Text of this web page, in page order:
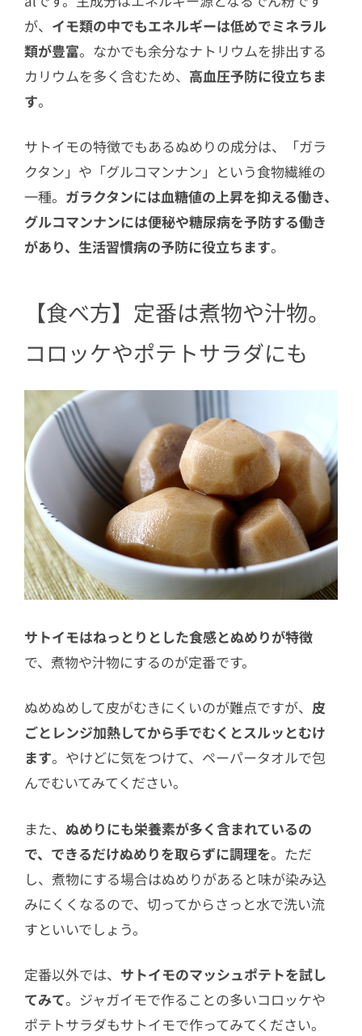
が、 イモ類の中でもエネルギーは低めでミネラル
類が豊富。なかでも余分なナトリウムを排出する
カリウムを多く含むため、 高血圧予防に役立ちま
す。
サトイモの特徴でもあるぬめりの成分は、「ガラ
クタン」や「グルコマンナン」という食物繊維の
一種。 ガラクタンには血糖値の上昇を抑える働き、
グルコマンナンには便秘や糖尿病を予防する働き
があり、生活習慣病の予防に役立ちます。
【食べ方】定番は煮物や汁物。
コロッケやポテトサラダにも
サトイモはねっとりとした食感とぬめりが特徴
で、煮物や汁物にするのが定番です。
ぬめぬめして皮がむきにくいのが難点ですが、 皮
ごとレンジ加熱してから手でむくとスルッとむけ
ます。やけどに気をつけて、ペーパータオルで包
んでむいてみてください。
また、 ぬめりにも栄養素が多く含まれているの
で、できるだけぬめりを取らずに調理を。ただ
し、煮物にする場合はぬめりがあると味が染み込
みにくくなるので、切ってからさっと水で洗い流
すといいでしょう。
定番以外では、 サトイモのマッシュポテトを試し
てみて。ジャガイモで作ることの多いコロッケや
ポテトサラダもサトイモで作ってみてください。